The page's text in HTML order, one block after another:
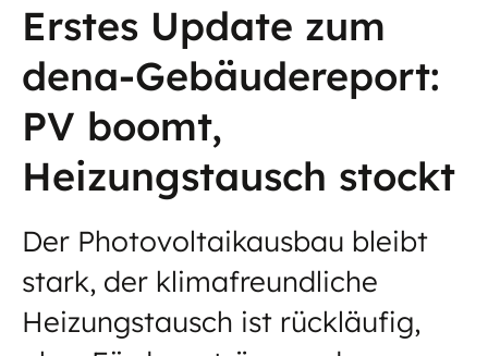
Erstes Update zum
dena-Gebäudereport:
PV boomt,
Heizungstausch stockt
Der Photovoltaikausbau bleibt
stark, der klimafreundliche
Heizungstausch ist rückläufig,